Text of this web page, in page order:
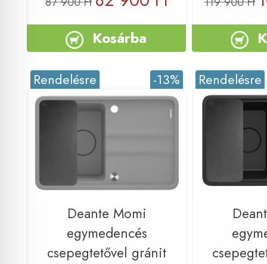
Kosárba
-13%
Rendelésre
Deante Momi
egymedencés
csepegtetővel gránit
Rendelésre